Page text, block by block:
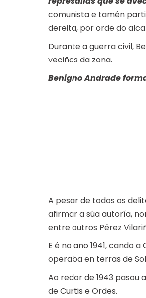
comunista e tamén
dereita, por orde do
Durante a guerra civil,
veciños da zona.
Benigno Andrade
A pesar de todos os
afirmar a súa autoría,
entre outros Pérez
E é no ano 1941, cando
operaba en terras de
Ao redor de 1943 pasou
de Curtis e Ordes.